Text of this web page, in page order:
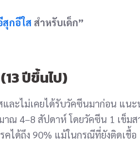
กอีใส สำหรับเด็ก”
ปีขึ้นไป)
ละไม่เคยได้รับวัคซีนมาก่อน แนะ
ณ 4–8 สัปดาห์ โดยวัคซีน 1 เข็มส
คได้ถึง 90% แม้ในกรณีที่ยังติดเชื้อ